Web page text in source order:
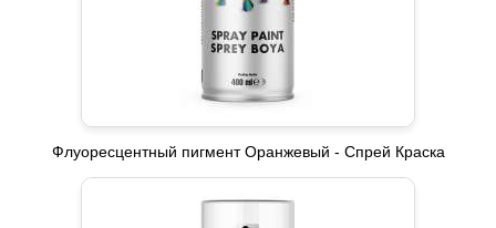
Флуоресцентный пигмент Оранжевый - Спрей Краска